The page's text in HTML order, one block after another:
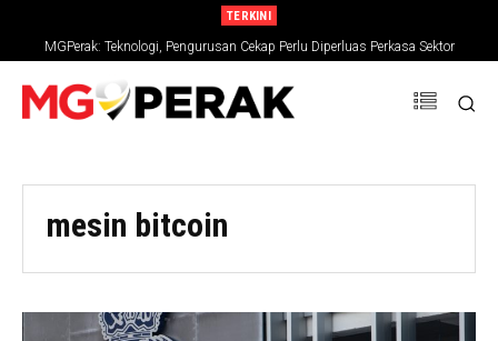
TERKINI
MGPerak: Teknologi, Pengurusan Cekap Perlu Diperluas Perkasa Sektor
Pertanian
mesin bitcoin